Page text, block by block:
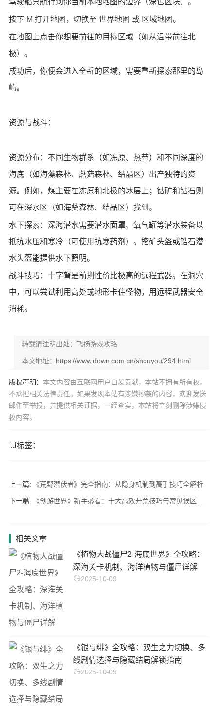
驾驶船只航行到你当前本地地图的边界（深色区块）。
按下 M 打开地图，切换至 世界地图 或 区域地图。
在地图上点击你想要前往的目标区域（如从温带前往北
极）。
成功后，你便会进入全新的区域，需要重新探索那里的岛
屿。
资源与战斗：
资源分布：不同生物群系（如冻原、热带）和不同深度的
海底（如海藻森林、蘑菇森林、结晶区）出产独特的资
源。例如，煤主要在冻原和北极的冰层上；钴矿和钻石则
可在深水区（如海葵森林、结晶区）找到。
水下探索：深海潜水需要潜水面罩、氧气罐等潜水装备以
抵抗水压和寒冷（可使用抗寒药剂）。挖矿头盔或锆石潜
水头盔能提供水下照明。
战斗技巧：十字弩是前期性价比极高的远程武器。在洞穴
中，可以尝试利用高处或地形卡住怪物，用远程武器安全
消耗。
转载请注明出处：飞扬游戏攻略
本文地址： https://www.down.com.cn/shouyou/294.html
版权声明： 本文内容由互联网用户自发贡献，本站不拥有所有权，
不承担相关法律责任。如果发现本站有涉嫌抄袭的内容，欢迎发送
邮件至举报，并提供相关证据，一经查实，本站将立刻删除涉嫌侵
权内容。
标签：
上一篇: 《荒野潜伏者》完全指南：从隐身机制到高手技巧全解析
下一篇: 《创游世界》新手必看：十大高效开荒技巧与常见误区解析
相关文章
《植物大战僵尸2-海底世界》全攻略：
深海关卡机制、海洋植物与僵尸详解
2025-10-09
《银与绯》全攻略：双生之力切换、多
线剧情选择与隐藏结局解锁指南
2025-10-09